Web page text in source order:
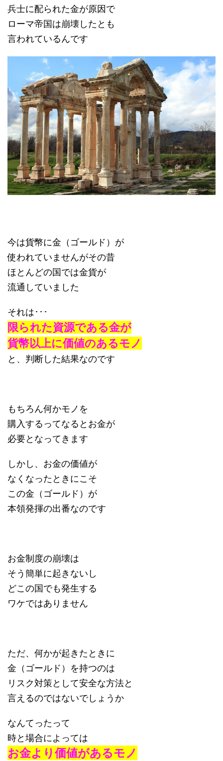
兵士に配られた金が原因で
ローマ帝国は崩壊したとも
言われているんです
今は貨幣に金（ゴールド）が
使われていませんがその昔
ほとんどの国では金貨が
流通していました
それは･･･
限られた資源である金が
貨幣以上に価値のあるモノ
と、判断した結果なのです
もちろん何かモノを
購入するってなるとお金が
必要となってきます
しかし、お金の価値が
なくなったときにこそ
この金（ゴールド）が
本領発揮の出番なのです
お金制度の崩壊は
そう簡単に起きないし
どこの国でも発生する
ワケではありません
ただ、何かが起きたときに
金（ゴールド）を持つのは
リスク対策として安全な方法と
言えるのではないでしょうか
なんてったって
時と場合によっては
お金より価値があるモノ